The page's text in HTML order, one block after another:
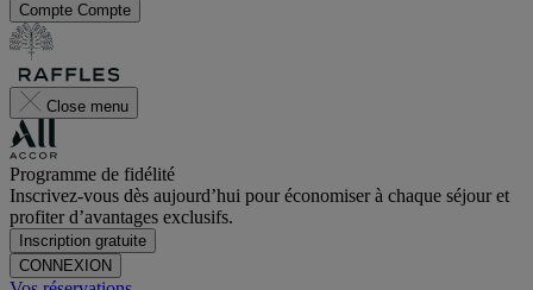
Compte Compte
Close menu
Programme de fidélité
Inscrivez-vous dès aujourd’hui pour économiser à chaque séjour et
profiter d’avantages exclusifs.
Inscription gratuite
CONNEXION